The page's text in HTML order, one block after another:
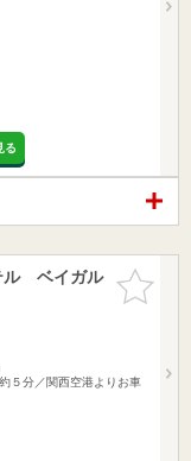
る
お気に入
りに追加
ル ベイガル
５分／関西空港よりお車